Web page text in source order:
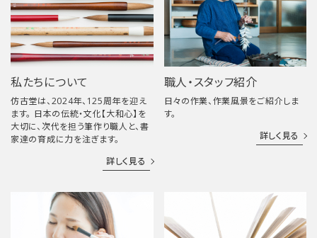
私たちについて
仿古堂は、2024年、125周年を迎え
ます。 日本の伝統・文化【大和心】を
大切に、次代を担う筆作り職人と、書
家達の育成に力を注ぎます。
詳しく見る
職人・スタッフ紹介
日々の作業、作業風景をご紹介しま
す。
詳しく見る